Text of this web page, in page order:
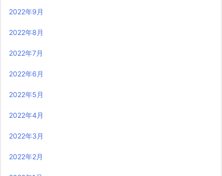
2022年9月
2022年8月
2022年7月
2022年6月
2022年5月
2022年4月
2022年3月
2022年2月